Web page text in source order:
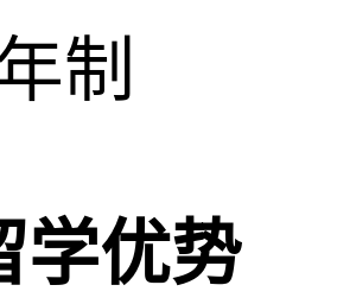
制
学优势